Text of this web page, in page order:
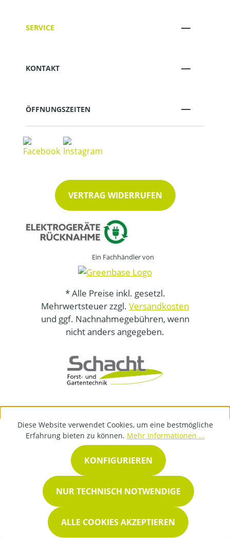
SERVICE
KONTAKT
ÖFFNUNGSZEITEN
VERTRAG WIDERRUFEN
Ein Fachhändler von
* Alle Preise inkl. gesetzl.
Mehrwertsteuer zzgl. Versandkosten
und ggf. Nachnahmegebühren, wenn
nicht anders angegeben.
Diese Website verwendet Cookies, um eine bestmögliche
Erfahrung bieten zu können. Mehr Informationen ...
NUR TECHNISCH NOTWENDIGE
KONFIGURIEREN
ALLE COOKIES AKZEPTIEREN